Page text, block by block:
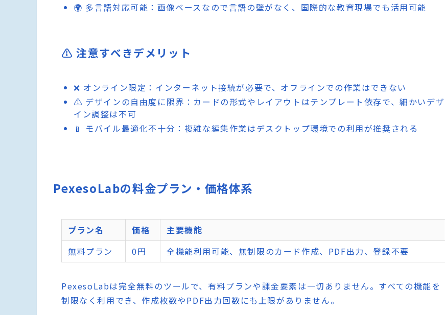
🌍 多言語対応可能：画像ベースなので言語の壁がなく、国際的な教育現場でも活用可能
⚠️ 注意すべきデメリット
❌ オンライン限定：インターネット接続が必要で、オフラインでの作業はできない
⚠️ デザインの自由度に限界：カードの形式やレイアウトはテンプレート依存で、細かいデザ
イン調整は不可
📱 モバイル最適化不十分：複雑な編集作業はデスクトップ環境での利用が推奨される
PexesoLabの料金プラン・価格体系
プラン名 価格
主要機能
無料プラン
0円 全機能利用可能、無制限のカード作成、PDF出力、登録不要
PexesoLabは完全無料のツールで、有料プランや課金要素は一切ありません。すべての機能を
制限なく利用でき、作成枚数やPDF出力回数にも上限がありません。